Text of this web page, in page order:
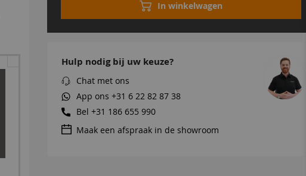
In winkelwagen
Hulp nodig bij uw keuze?
Bel +31 186 655 990
App ons +31 6 22 82 87 38
Chat met ons
Maak een afspraak in de showroom